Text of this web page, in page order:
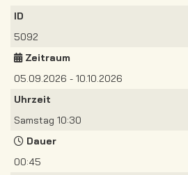
ID
5092
Zeitraum
05.09.2026 - 10.10.2026
Uhrzeit
Samstag 10:30
Dauer
00:45